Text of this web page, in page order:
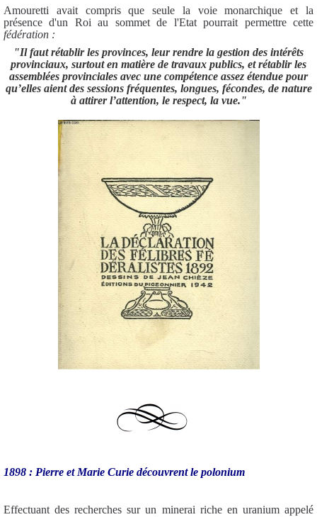
Amouretti avait compris que seule la voie monarchique et la
présence d'un Roi au sommet de l'Etat pourrait permettre cette
fédération :
"Il faut rétablir les provinces, leur rendre la gestion des intérêts
provinciaux, surtout en matière de travaux publics, et rétablir les
assemblées provinciales avec une compétence assez étendue pour
qu’elles aient des sessions fréquentes, longues, fécondes, de nature
à attirer l’attention, le respect, la vue."
1898 : Pierre et Marie Curie découvrent le polonium
Effectuant des recherches sur un minerai riche en uranium appelé